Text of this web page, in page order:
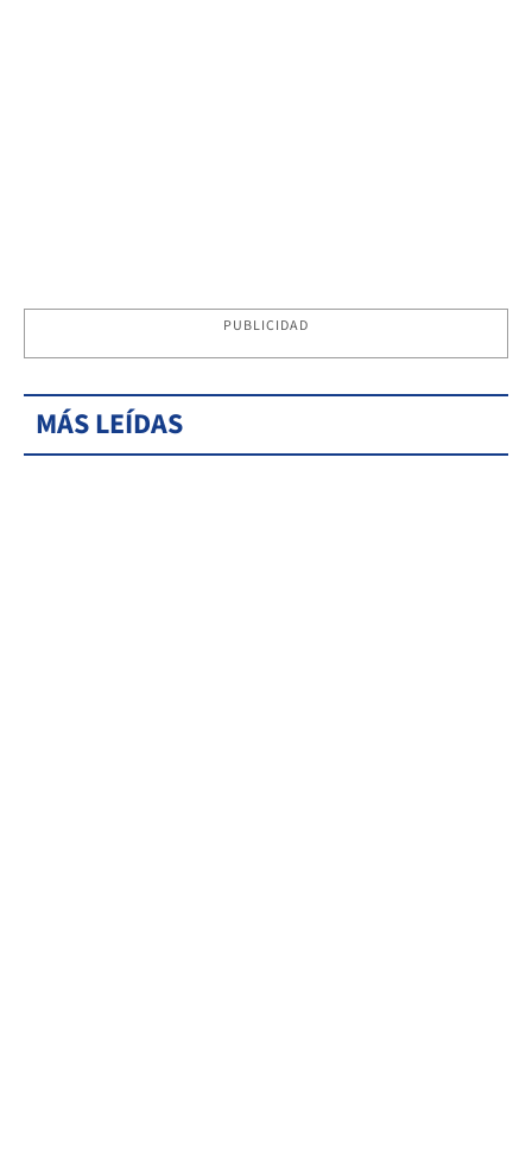
PUBLICIDAD
MÁS LEÍDAS